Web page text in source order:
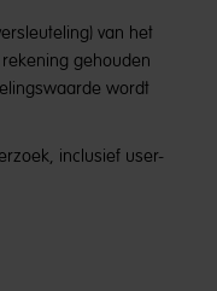
van het
gehouden
wordt
inclusief user-